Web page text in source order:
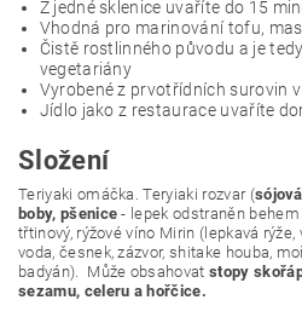
Z jedné sklenice uvaříte do 15
Vhodná pro marinování tofu,
Čistě rostlinného původu a je
vegetariány
Vyrobené z prvotřídních surovin
Jídlo jako z restaurace uvaříte
Složení
Teriyaki omáčka. Teryiaki rozvar (sójová
boby, pšenice - lepek odstraněn
třtinový, rýžové víno Mirin (lepkavá rýže,
voda, česnek, zázvor, shitake houba,
badyán). Může obsahovat stopy
sezamu, celeru a hořčice.